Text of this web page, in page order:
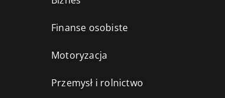
Finanse osobiste
Motoryzacja
Przemysł i rolnictwo